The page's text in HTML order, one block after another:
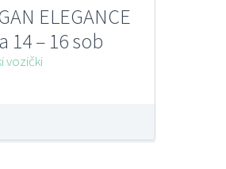
ELEGANCE
14 – 16 sob
vozički